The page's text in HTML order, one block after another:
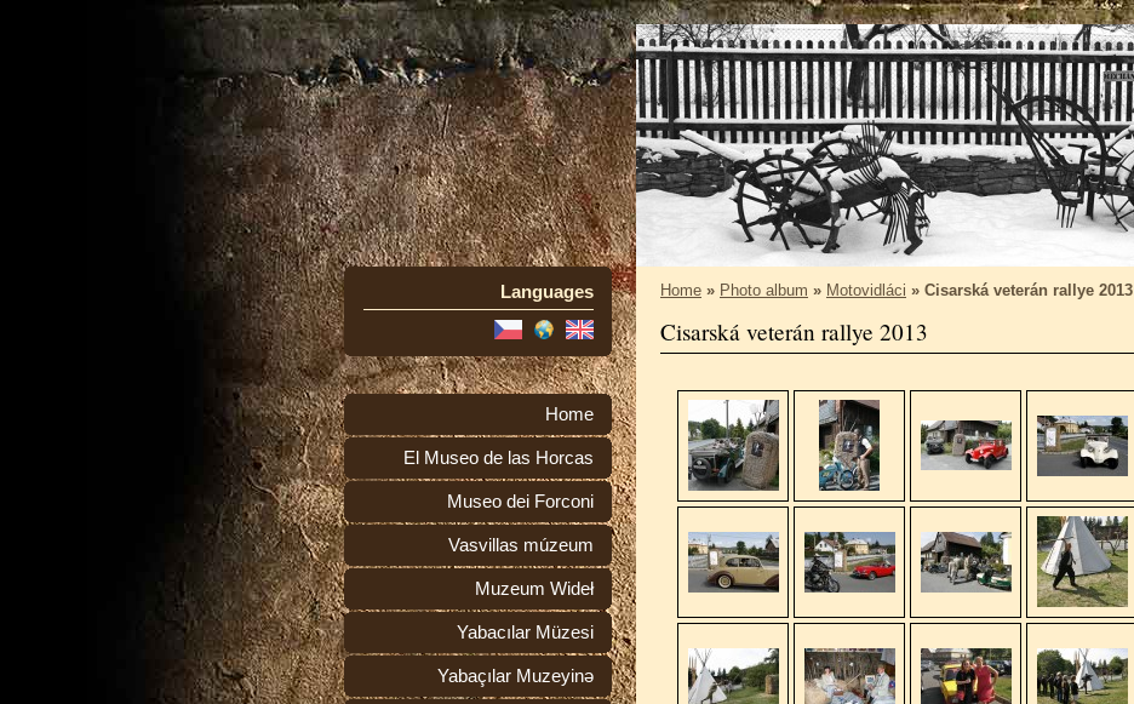
Languages
Home
El Museo de las Horcas
Museo dei Forconi
Vasvillas múzeum
Muzeum Wideł
Yabacılar Müzesi
Yabaçılar Muzeyinə
Home » Photo album » Motovidláci » Cisarská veterán rallye 2013
Cisarská veterán rallye 2013